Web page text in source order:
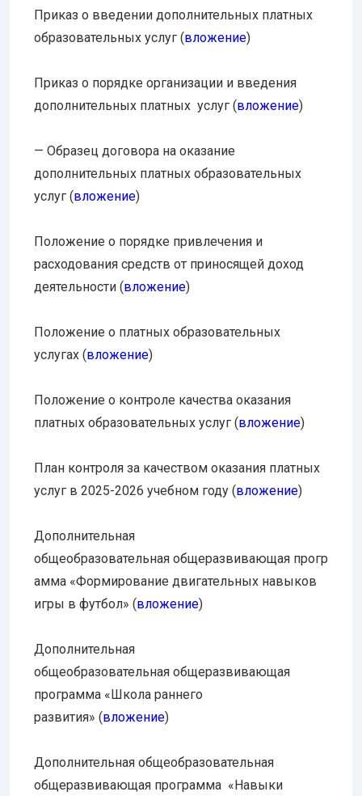
Приказ о введении дополнительных платных
образовательных услуг (вложение)
Приказ о порядке организации и введения
дополнительных платных услуг (вложение)
— Образец договора на оказание
дополнительных платных образовательных
услуг (вложение)
Положение о порядке привлечения и
расходования средств от приносящей доход
деятельности (вложение)
Положение о платных образовательных
услугах (вложение)
Положение о контроле качества оказания
платных образовательных услуг (вложение)
План контроля за качеством оказания платных
услуг в 2025-2026 учебном году (вложение)
Дополнительная
общеобразовательная общеразвивающая прогр
амма «Формирование двигательных навыков
игры в футбол» (вложение)
Дополнительная
общеобразовательная общеразвивающая
программа «Школа раннего
развития» (вложение)
Дополнительная общеобразовательная
общеразвивающая программа «Навыки